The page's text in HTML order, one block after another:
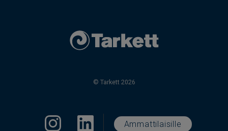
© Tarkett 2026
Ammattilaisille